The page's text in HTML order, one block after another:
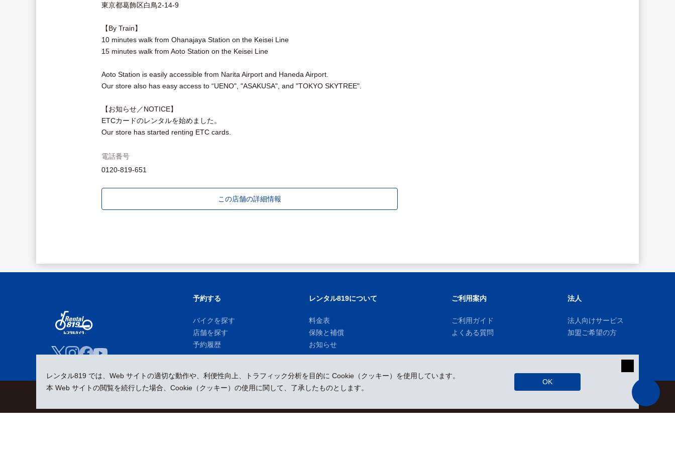
東京都葛飾区白鳥2-14-9
【By Train】
10 minutes walk from Ohanajaya Station on the Keisei Line
15 minutes walk from Aoto Station on the Keisei Line
Aoto Station is easily accessible from Narita Airport and Haneda Airport.
Our store also has easy access to “UENO", "ASAKUSA", and "TOKYO SKYTREE".
【お知らせ／NOTICE】
ETCカードのレンタルを始めました。
Our store has started renting ETC cards.
電話番号
0120-819-651
この店舗の詳細情報
レンタル819 では、Web サイトの適切な動作や、利便性向上、トラフィック分析を目的に Cookie（クッキー）を使用しています。
本 Web サイトの閲覧を続行した場合、Cookie（クッキー）の使用に関して、了承したものとします。
OK
予約する
バイクを探す
店舗を探す
予約履歴
レンタル819について
料金表
保険と補償
お知らせ
ご利用案内
ご利用ガイド
よくある質問
法人
法人向けサービス
加盟ご希望の方